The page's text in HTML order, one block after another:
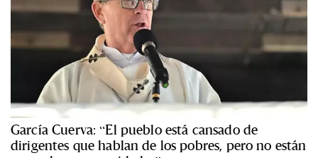
García Cuerva: “El pueblo está cansado de
dirigentes que hablan de los pobres, pero no están